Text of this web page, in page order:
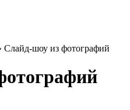
Слайд-шоу из фотографий